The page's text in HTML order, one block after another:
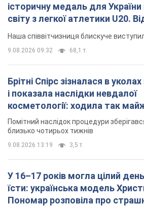
історичну медаль для України
світу з легкої атлетики U20.
Наша співвітчизниця блискуче
9.08.2026 09:32 68,1 т.
Брітні Спірс зізналася в
і показала наслідки невдалої
косметології: ходила так
місяць
Помітний наслідок процедури
близько чотирьох тижнів
9.08.2026 13:19 3,5 т.
У 16–17 років могла цілий
їсти: українська модель
Пономар розповіла про